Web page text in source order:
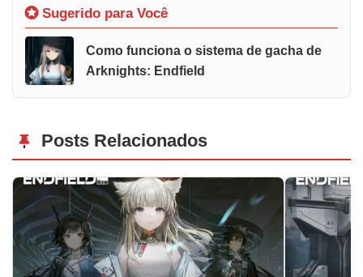
Sugerido para Você
Como funciona o sistema de gacha de
Arknights: Endfield
Posts Relacionados